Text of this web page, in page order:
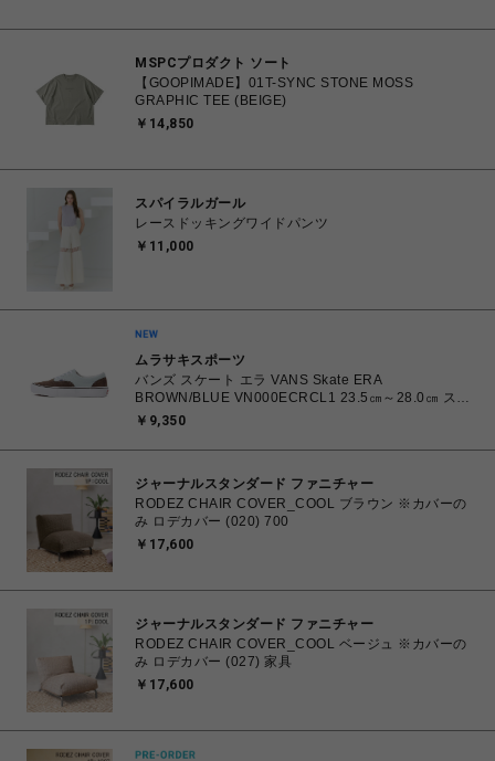
MSPCプロダクト ソート
【GOOPIMADE】01T-SYNC STONE MOSS
GRAPHIC TEE (BEIGE)
￥14,850
スパイラルガール
レースドッキングワイドパンツ
￥11,000
ムラサキスポーツ
バンズ スケート エラ VANS Skate ERA
BROWN/BLUE VN000ECRCL1 23.5㎝～28.0㎝ スニ
ーカー メンズ レディース シューズ 0198266445786
￥9,350
ジャーナルスタンダード ファニチャー
RODEZ CHAIR COVER_COOL ブラウン ※カバーの
み ロデカバー (020) 700
￥17,600
ジャーナルスタンダード ファニチャー
RODEZ CHAIR COVER_COOL ベージュ ※カバーの
み ロデカバー (027) 家具
￥17,600